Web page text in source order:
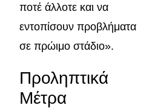
ποτέ άλλοτε και να
εντοπίσουν προβλήματα
σε πρώιμο στάδιο».
Προληπτικά
Μέτρα